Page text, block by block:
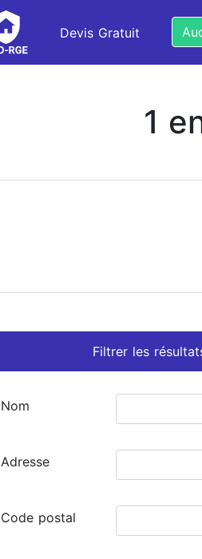
Devis Gratuit
1
Filtrer les
Nom
Adresse
Code postal